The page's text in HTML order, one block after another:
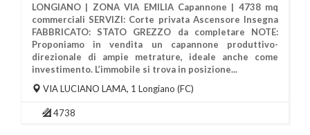
Più Informazioni
LONGIANO | ZONA VIA EMILIA Capannone | 4738 mq
commerciali SERVIZI: Corte privata Ascensore Insegna
FABBRICATO: STATO GREZZO da completare NOTE:
Proponiamo in vendita un capannone produttivo-
direzionale di ampie metrature, ideale anche come
investimento. L’immobile si trova in posizione...
VIA LUCIANO LAMA, 1 Longiano (FC)
4738